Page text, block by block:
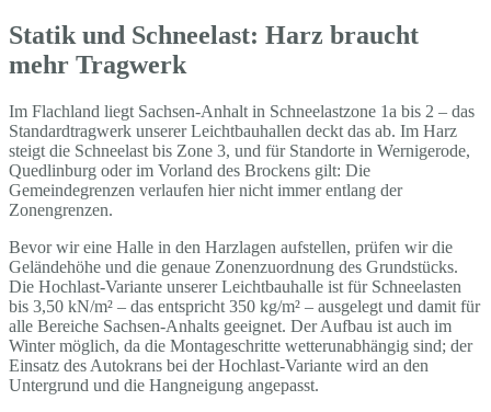
Statik und Schneelast: Harz braucht
mehr Tragwerk
Im Flachland liegt Sachsen-Anhalt in Schneelastzone 1a bis 2 – das
Standardtragwerk unserer Leichtbauhallen deckt das ab. Im Harz
steigt die Schneelast bis Zone 3, und für Standorte in Wernigerode,
Quedlinburg oder im Vorland des Brockens gilt: Die
Gemeindegrenzen verlaufen hier nicht immer entlang der
Zonengrenzen.
Bevor wir eine Halle in den Harzlagen aufstellen, prüfen wir die
Geländehöhe und die genaue Zonenzuordnung des Grundstücks.
Die Hochlast-Variante unserer Leichtbauhalle ist für Schneelasten
bis 3,50 kN/m² – das entspricht 350 kg/m² – ausgelegt und damit für
alle Bereiche Sachsen-Anhalts geeignet. Der Aufbau ist auch im
Winter möglich, da die Montageschritte wetterunabhängig sind; der
Einsatz des Autokrans bei der Hochlast-Variante wird an den
Untergrund und die Hangneigung angepasst.